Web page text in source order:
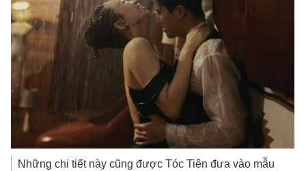
Những chi tiết này cũng được Tóc Tiên đưa vào mẫu